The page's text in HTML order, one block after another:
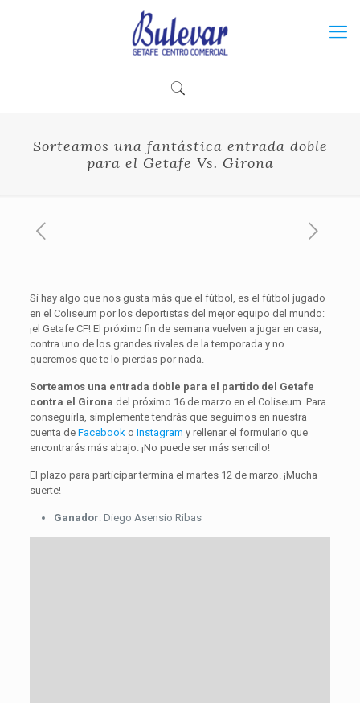
Sorteamos una fantástica entrada doble
para el Getafe Vs. Girona
Si hay algo que nos gusta más que el fútbol, es el fútbol jugado
en el Coliseum por los deportistas del mejor equipo del mundo:
¡el Getafe CF! El próximo fin de semana vuelven a jugar en casa,
contra uno de los grandes rivales de la temporada y no
queremos que te lo pierdas por nada.
Sorteamos una entrada doble para el partido del Getafe
contra el Girona del próximo 16 de marzo en el Coliseum. Para
conseguirla, simplemente tendrás que seguirnos en nuestra
cuenta de Facebooko Instagram y rellenar el formulario que
encontrarás más abajo. ¡No puede ser más sencillo!
El plazo para participar termina el martes 12 de marzo. ¡Mucha
suerte!
Ganador: Diego Asensio Ribas